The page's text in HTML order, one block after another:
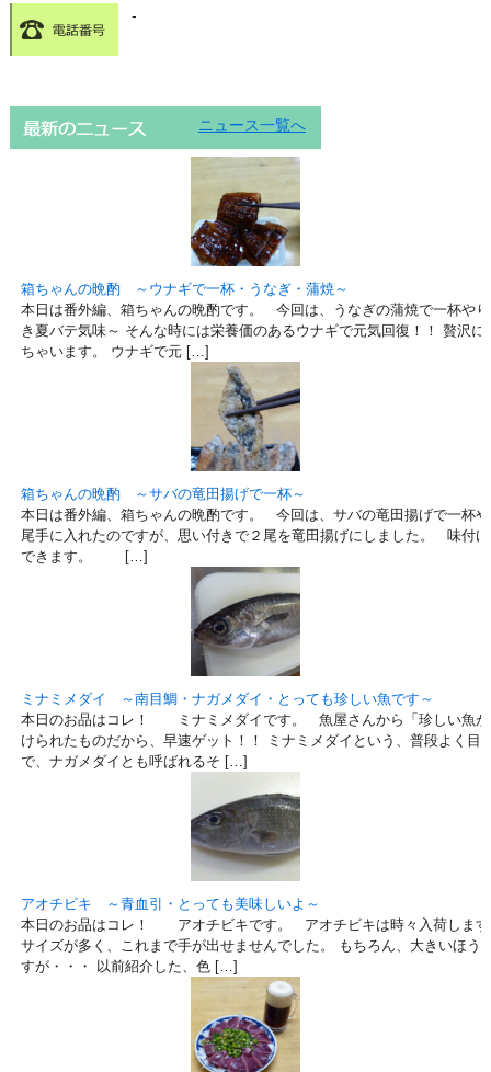
-
ニュース一覧へ
箱ちゃんの晩酌 ～ウナギで一杯・うなぎ・蒲焼～
本日は番外編、箱ちゃんの晩酌です。 今回は、うなぎの蒲焼で一杯や
き夏バテ気味～ そんな時には栄養価のあるウナギで元気回復！！ 贅沢
ちゃいます。 ウナギで元 […]
箱ちゃんの晩酌 ～サバの竜田揚げで一杯～
本日は番外編、箱ちゃんの晩酌です。 今回は、サバの竜田揚げで一杯
尾手に入れたのですが、思い付きで２尾を竜田揚げにしました。 味付
できます。 […]
ミナミメダイ ～南目鯛・ナガメダイ・とっても珍しい魚です～
本日のお品はコレ！ ミナミメダイです。 魚屋さんから「珍しい魚が
けられたものだから、早速ゲット！！ ミナミメダイという、普段よく目
で、ナガメダイとも呼ばれるそ […]
アオチビキ ～青血引・とっても美味しいよ～
本日のお品はコレ！ アオチビキです。 アオチビキは時々入荷します
サイズが多く、これまで手が出せませんでした。 もちろん、大きいほう
すが・・・ 以前紹介した、色 […]